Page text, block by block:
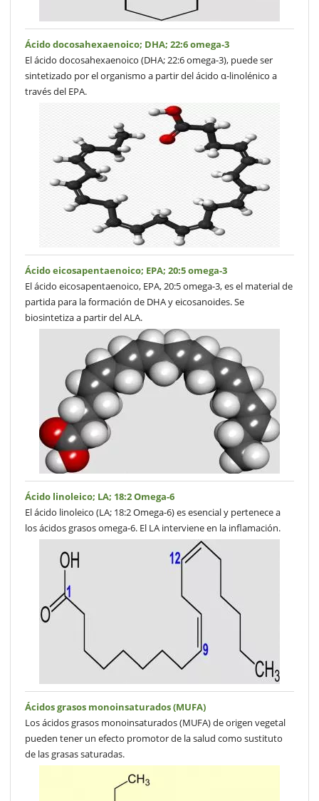
Ácido docosahexaenoico; DHA; 22:6 omega-3
El ácido docosahexaenoico (DHA; 22:6 omega-3), puede ser
sintetizado por el organismo a partir del ácido α-linolénico a
través del EPA.
Ácido eicosapentaenoico; EPA; 20:5 omega-3
El ácido eicosapentaenoico, EPA, 20:5 omega-3, es el material de
partida para la formación de DHA y eicosanoides. Se
biosintetiza a partir del ALA.
Ácido linoleico; LA; 18:2 Omega-6
El ácido linoleico (LA; 18:2 Omega-6) es esencial y pertenece a
los ácidos grasos omega-6. El LA interviene en la inflamación.
Ácidos grasos monoinsaturados (MUFA)
Los ácidos grasos monoinsaturados (MUFA) de origen vegetal
pueden tener un efecto promotor de la salud como sustituto
de las grasas saturadas.